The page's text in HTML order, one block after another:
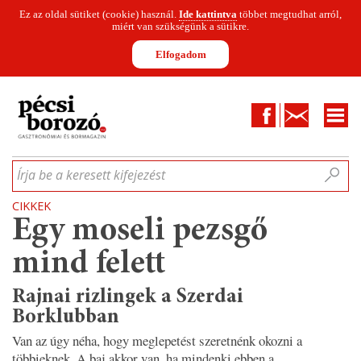
Ez az oldal sütiket (cookie) használ. Ide kattintva többet megtudhat arról,
miért van szükségünk a sütikre.
Elfogadom
FacebookKapcsolat
CIKKEKHÍREKINFOGRAFIKÁKMUNKATÁRSAKWINESOFA
Írja be a keresett kifejezést
CIKKEK
Egy moseli pezsgő
mind felett
Rajnai rizlingek a Szerdai
Borklubban
Van az úgy néha, hogy meglepetést szeretnénk okozni a